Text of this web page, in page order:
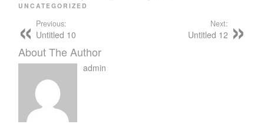
UNCATEGORIZED
Previous:
Untitled 10
Next:
Untitled 12
About The Author
admin